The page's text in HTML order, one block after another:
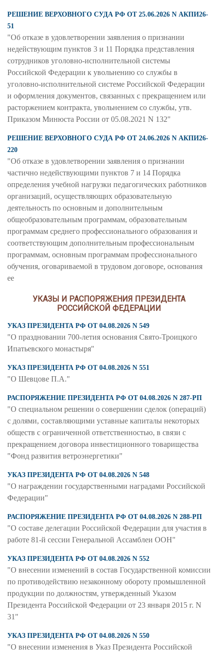
РЕШЕНИЕ ВЕРХОВНОГО СУДА РФ ОТ 25.06.2026 N АКПИ26-
51
"Об отказе в удовлетворении заявления о признании
недействующим пунктов 3 и 11 Порядка представления
сотрудников уголовно-исполнительной системы
Российской Федерации к увольнению со службы в
уголовно-исполнительной системе Российской Федерации
и оформления документов, связанных с прекращением или
расторжением контракта, увольнением со службы, утв.
Приказом Минюста России от 05.08.2021 N 132"
РЕШЕНИЕ ВЕРХОВНОГО СУДА РФ ОТ 24.06.2026 N АКПИ26-
220
"Об отказе в удовлетворении заявления о признании
частично недействующими пунктов 7 и 14 Порядка
определения учебной нагрузки педагогических работников
организаций, осуществляющих образовательную
деятельность по основным и дополнительным
общеобразовательным программам, образовательным
программам среднего профессионального образования и
соответствующим дополнительным профессиональным
программам, основным программам профессионального
обучения, оговариваемой в трудовом договоре, основания
ее
УКАЗЫ И РАСПОРЯЖЕНИЯ ПРЕЗИДЕНТА
РОССИЙСКОЙ ФЕДЕРАЦИИ
УКАЗ ПРЕЗИДЕНТА РФ ОТ 04.08.2026 N 549
"О праздновании 700-летия основания Свято-Троицкого
Ипатьевского монастыря"
УКАЗ ПРЕЗИДЕНТА РФ ОТ 04.08.2026 N 551
"О Шевцове П.А."
РАСПОРЯЖЕНИЕ ПРЕЗИДЕНТА РФ ОТ 04.08.2026 N 287-РП
"О специальном решении о совершении сделок (операций)
с долями, составляющими уставные капиталы некоторых
обществ с ограниченной ответственностью, в связи с
прекращением договора инвестиционного товарищества
"Фонд развития ветроэнергетики"
УКАЗ ПРЕЗИДЕНТА РФ ОТ 04.08.2026 N 548
"О награждении государственными наградами Российской
Федерации"
РАСПОРЯЖЕНИЕ ПРЕЗИДЕНТА РФ ОТ 04.08.2026 N 288-РП
"О составе делегации Российской Федерации для участия в
работе 81-й сессии Генеральной Ассамблеи ООН"
УКАЗ ПРЕЗИДЕНТА РФ ОТ 04.08.2026 N 552
"О внесении изменений в состав Государственной комиссии
по противодействию незаконному обороту промышленной
продукции по должностям, утвержденный Указом
Президента Российской Федерации от 23 января 2015 г. N
31"
УКАЗ ПРЕЗИДЕНТА РФ ОТ 04.08.2026 N 550
"О внесении изменения в Указ Президента Российской